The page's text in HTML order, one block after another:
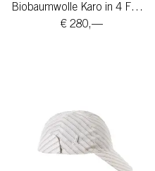
Biobaumwolle Karo in 4 Farben
€ 280,—